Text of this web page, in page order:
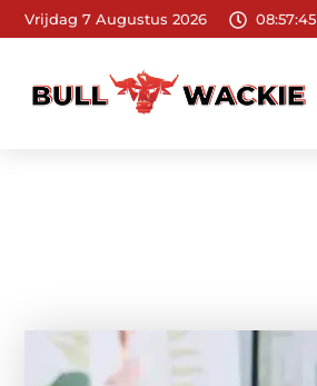
Vrijdag 7 Augustus 2026 08:57:47